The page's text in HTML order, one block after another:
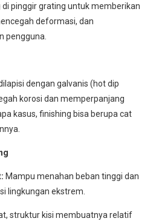
di pinggir grating untuk memberikan
deformasi, dan
pengguna.
dengan galvanis (hot dip
korosi dan memperpanjang
kasus, finishing bisa berupa cat
Mampu menahan beban tinggi dan
lingkungan ekstrem.
struktur kisi membuatnya relatif